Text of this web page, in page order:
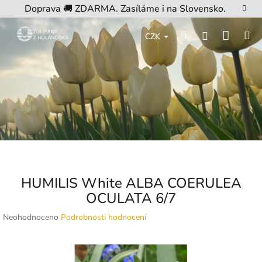
na
obsah
Doprava 🚚 ZDARMA. Zasíláme i na Slovensko.
CZK HledatPřihlášení
košík
HUMILIS White ALBA COERULEA
OCULATA 6/7
Průměrné
Neohodnoceno Podrobnosti hodnocení